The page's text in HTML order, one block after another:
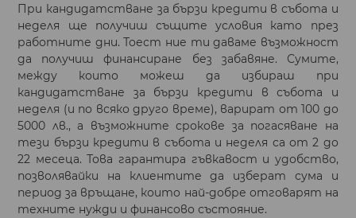
При кандидатстване за бързи кредити в събота и
неделя ще получиш същите условия като през
работните дни. Тоест ние ти даваме възможност
да получиш финансиране без забавяне. Сумите,
между които можеш да избираш при
кандидатстване за бързи кредити в събота и
неделя (и по всяко друго време), варират от 100 до
5000 лв., а възможните срокове за погасяване на
тези бързи кредити в събота и неделя са от 2 до
22 месеца. Това гарантира гъвкавост и удобство,
позволявайки на клиентите да изберат сума и
период за връщане, които най-добре отговарят на
техните нужди и финансово състояние.